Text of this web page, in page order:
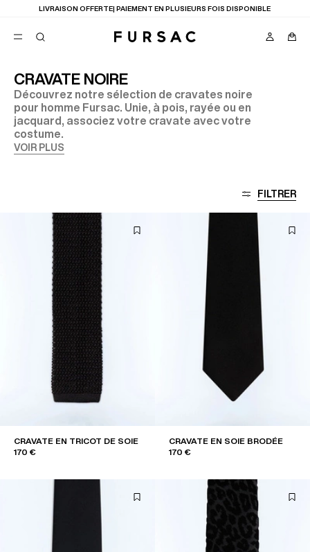
LIVRAISON OFFERTE| PAIEMENT EN PLUSIEURS FOIS DISPONIBLE
CRAVATE NOIRE
Découvrez notre sélection de cravates noire
pour homme Fursac. Unie, à pois, rayée ou en
jacquard, associez votre cravate avec votre
costume.
VOIR PLUS
FILTRER
CRAVATE EN TRICOT DE SOIE
170 €
CRAVATE EN SOIE BRODÉE
170 €
FAVORIS
COSTUMES
PANTALONS
BLOUSONS
SUGGESTIONS